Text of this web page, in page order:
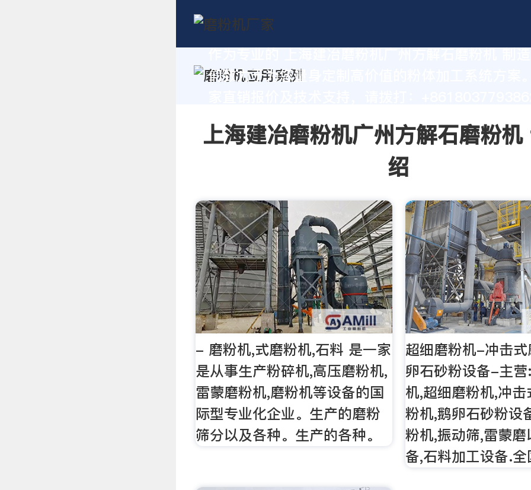
们致力于为您量身定制高价值的粉体加工系统方案
上海建冶磨粉机广州方解石磨粉机
绍
- 磨粉机,式磨粉机,石料 是一家
是从事生产粉碎机,高压磨粉机,
雷蒙磨粉机,磨粉机等设备的国
际型专业化企业。生产的磨粉
筛分以及各种。生产的各种。
超细磨粉机-冲击
卵石砂粉设备-主
机,超细磨粉机,冲
粉机,鹅卵石砂粉设
粉机,振动筛,雷蒙
备,石料加工设备.